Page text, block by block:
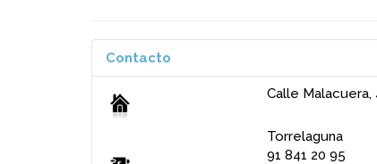
Contacto
Calle Malacuera,
Torrelaguna
91 841 20 95